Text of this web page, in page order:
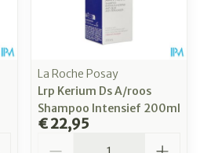
La Roche Posay
Lrp Kerium Ds A/roos
Shampoo Intensief 200ml
€ 22,95